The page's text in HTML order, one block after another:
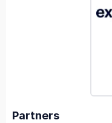
Partners